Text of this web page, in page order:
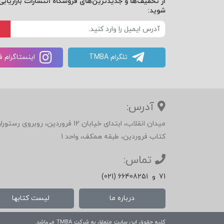
خودارزیابی؛
فصل ششم: اندازه‌گیری پیشرفت
مذاکره‌ی یک شرکت نوشیدنی‌های میوه‌ای و
ارزیابی مذاکره؛
فصل هفتم: سبک‌های مذاکره
کلید امتیازدهی ؛
شوید:
تلگرام TMBA
آدرس:
میدان انقلاب، ابتدای خیابان 12
کتاب فروردین، طبقه همکف، واحد 1
تماس:
(021) 66408251 و 71
درباره ما لیست کتابها
کلیه حقوق این سایت متعلق به شرکت TMBA می‌باشد.